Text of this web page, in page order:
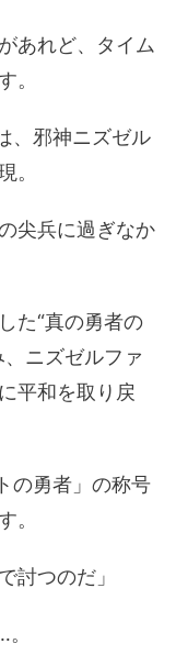
あれど、タイム
。
、邪神ニズゼル
。
尖兵に過ぎなか
た“真の勇者の
ニズゼルファ
平和を取り戻
の勇者」の称号
。
討つのだ」